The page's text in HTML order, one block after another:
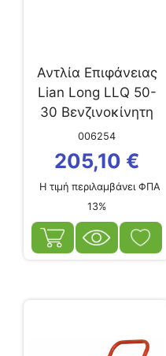
Αντλία Επιφάνειας
Lian Long LLQ 50-
30 Βενζινοκίνητη
6.5hp
006254
205,10 €
Η τιμή περιλαμβάνει ΦΠΑ
13%